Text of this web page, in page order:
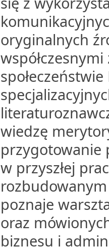
oryginalnych
wiedzę
przygotowanie
w przyszłej
poznaje
oraz
biznesu i